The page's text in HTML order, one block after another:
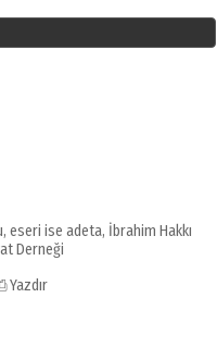
, eseri ise adeta, İbrahim Hakkı
Derneği
Yazdır